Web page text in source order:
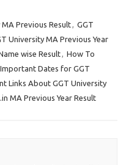
Previous Result, GGT
University MA Previous Year
wise Result, How To
Important Dates for GGT
Links About GGT University
MA Previous Year Result